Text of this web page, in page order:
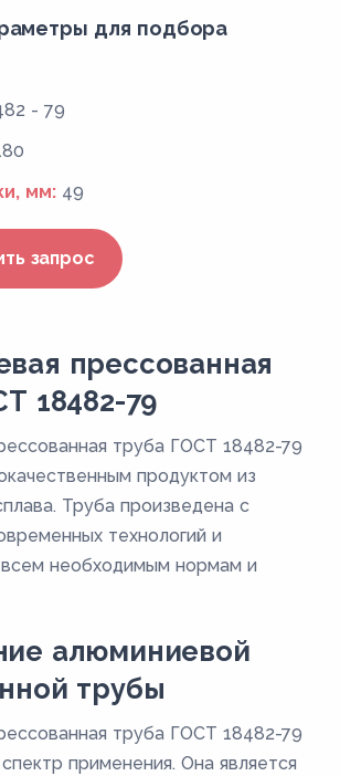
для подбора
- 79
мм: 49
запрос
прессованная
18482-79
труба ГОСТ 18482-79
продуктом из
Труба произведена с
технологий и
необходимым нормам и
алюминиевой
трубы
труба ГОСТ 18482-79
применения. Она является